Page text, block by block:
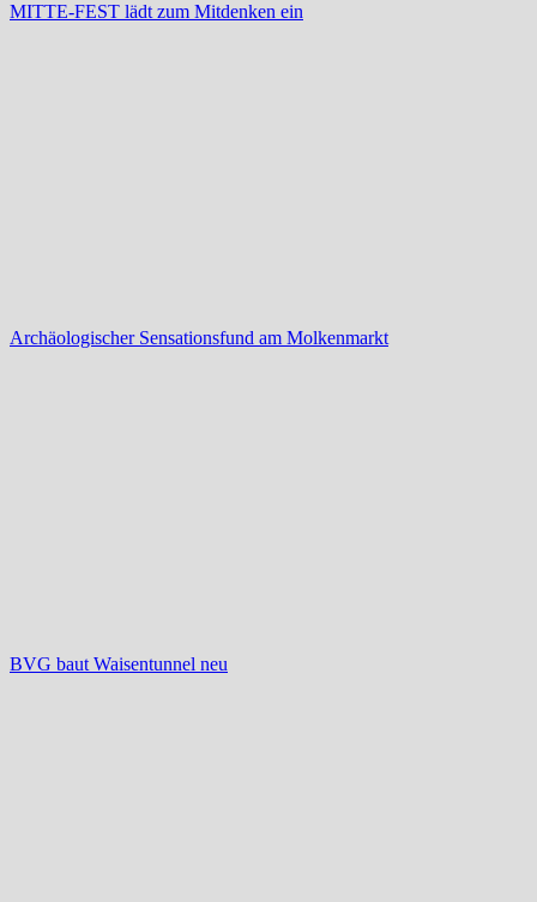
MITTE-FEST lädt zum Mitdenken ein
Archäologischer Sensationsfund am Molkenmarkt
BVG baut Waisentunnel neu